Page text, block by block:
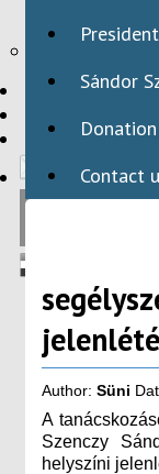
HBAIDSándor
Donation
Contact
Author: Süni
A
Szenczy
helyszíni